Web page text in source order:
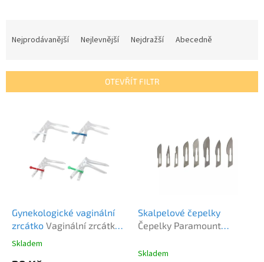
í
Nejprodávanější Nejlevnější Nejdražší Abecedně
OTEVŘÍT FILTR
Gynekologické vaginální
zrcátko Vaginální zrcátko
Zarys
Průměrné
Skladem
Skalpelové čepelky
Čepelky Paramount
Skladem